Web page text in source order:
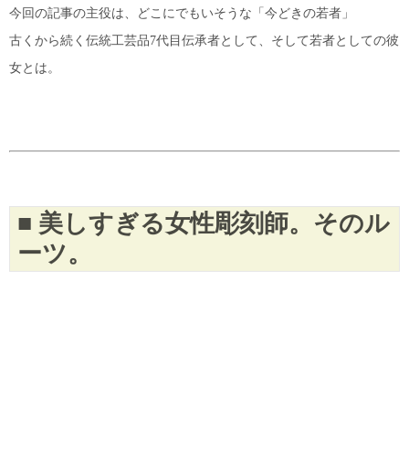
今回の記事の主役は、どこにでもいそうな「今どきの若者」
古くから続く伝統工芸品7代目伝承者として、そして若者としての彼
女とは。
■ 美しすぎる女性彫刻師。そのル
ーツ。